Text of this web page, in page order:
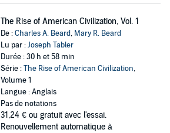
The Rise of American Civilization, Vol. 1
De :Charles A. Beard, Mary R. Beard
Lu par :Joseph Tabler
Durée : 30 h et 58 min
Série :The Rise of American Civilization,
Volume 1
Langue : Anglais
Pas de notations
31,24 € ou gratuit avec l'essai.
Renouvellement automatique à